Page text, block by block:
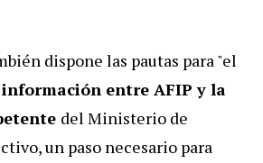
dispone las pautas para "el
entre AFIP y la
del Ministerio de
un paso necesario para